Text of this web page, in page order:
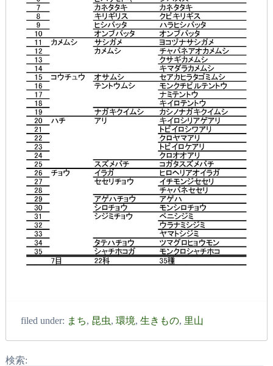
filed under: まち, 昆虫, 環境, 生きもの, 里山
検索: